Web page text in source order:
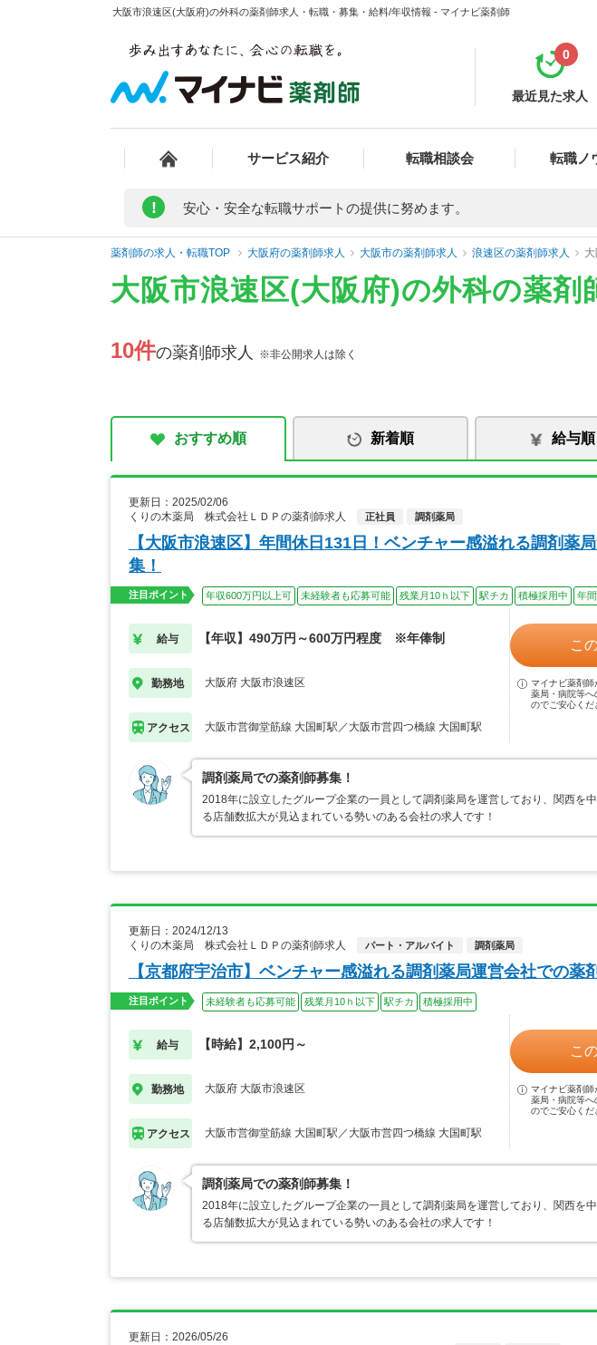
大阪市浪速区(大阪府)の外科の薬剤師求人・転職・募集・給料/年収情報 - マイナビ薬剤師
最近見た求人
0
サービス紹介 転職相談会 転職ノ
! 安心・安全な転職サポートの提供に努めます。
薬剤師の求人・転職TOP 大阪府の薬剤師求人 大阪市の薬剤師求人 浪速区の薬剤師求人
大阪市浪速区(大阪府)の外科の薬剤
10件の薬剤師求人 ※非公開求人は除く
おすすめ順 新着順 給与順
更新日：2025/02/06
くりの木薬局 株式会社ＬＤＰの薬剤師求人
正社員 調剤薬局
【大阪市浪速区】年間休日131日！ベンチャー感溢れる調剤薬
集！
注目ポイント 年収600万円以上可 未経験者も応募可能 残業月10ｈ以下 駅チカ 積極採用中 年
給与 【年収】490万円～600万円程度 ※年俸制
勤務地 大阪府 大阪市浪速区
アクセス 大阪市営御堂筋線 大国町駅／大阪市営四つ橋線 大国町駅
こ
マイナビ薬剤師
薬局・病院等へ
のでご安心くだ
調剤薬局での薬剤師募集！
2018年に設立したグループ企業の一員として調剤薬局を運営しており、関西を
る店舗数拡大が見込まれている勢いのある会社の求人です！
更新日：2024/12/13
くりの木薬局 株式会社ＬＤＰの薬剤師求人
パート・アルバイト 調剤薬局
【京都府宇治市】ベンチャー感溢れる調剤薬局運営会社での薬
注目ポイント 未経験者も応募可能 残業月10ｈ以下 駅チカ 積極採用中
給与 【時給】2,100円～
勤務地 大阪府 大阪市浪速区
アクセス 大阪市営御堂筋線 大国町駅／大阪市営四つ橋線 大国町駅
こ
マイナビ薬剤師
薬局・病院等へ
のでご安心くだ
調剤薬局での薬剤師募集！
2018年に設立したグループ企業の一員として調剤薬局を運営しており、関西を
る店舗数拡大が見込まれている勢いのある会社の求人です！
更新日：2026/05/26